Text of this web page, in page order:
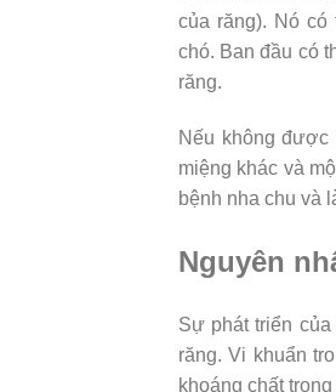
của răng). Nó
chó. Ban đầu có
răng.
Nếu không được
miệng khác và
bệnh nha chu và
Nguyên
Sự phát triển
răng. Vi khuẩn
khoáng chất